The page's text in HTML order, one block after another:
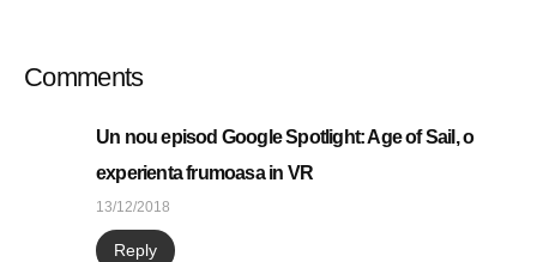
Comments
Un nou episod Google Spotlight: Age of Sail, o
experienta frumoasa in VR
13/12/2018
Reply